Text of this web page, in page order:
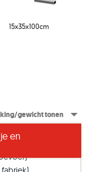
15x35x100cm
gewicht tonen
bijgewerkt
en